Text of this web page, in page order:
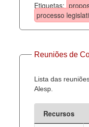
Etiquetas:
processo
Reuniões de
Lista das
Alesp.
Recursos